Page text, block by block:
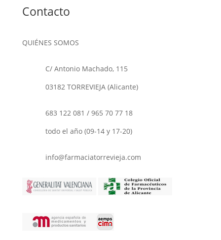
Contacto
QUIÉNES SOMOS
C/ Antonio Machado, 115
03182 TORREVIEJA (Alicante)
683 122 081 / 965 70 77 18
todo el año (09-14 y 17-20)
info@farmaciatorrevieja.com